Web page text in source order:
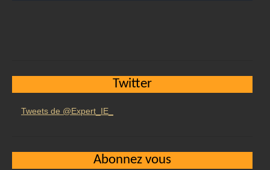
Twitter
Tweets de @Expert_IE_
Abonnez vous